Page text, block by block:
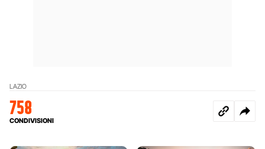
LAZIO
758
CONDIVISIONI